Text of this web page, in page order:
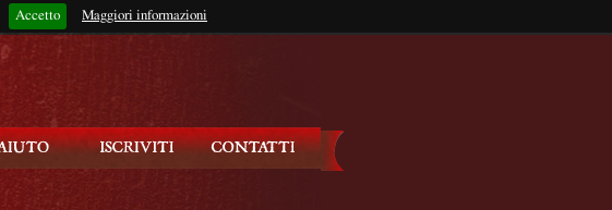
Accetto Maggiori informazioni
Rimani connesso?